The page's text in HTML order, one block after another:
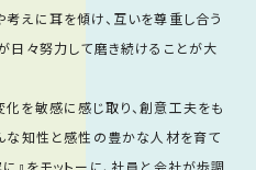
えに耳を傾け、互いを尊重し合う
日々努力して磨き続けることが大
を敏感に感じ取り、創意工夫をも
な知性と感性の豊かな人材を育て